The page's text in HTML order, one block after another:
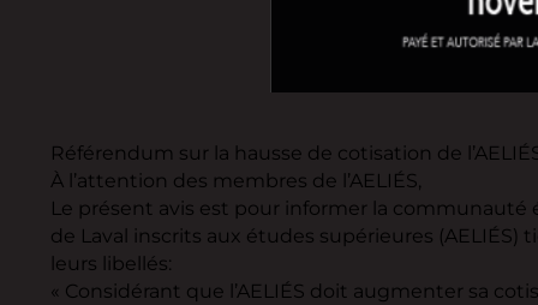
Référendum sur la hausse de cotisation de
À l’attention des membres de l’AELIÉS,
Le présent avis est pour informer la communauté
de Laval inscrits aux études supérieures
leurs libellés:
« Considérant que l’AELIÉS doit augmenter sa